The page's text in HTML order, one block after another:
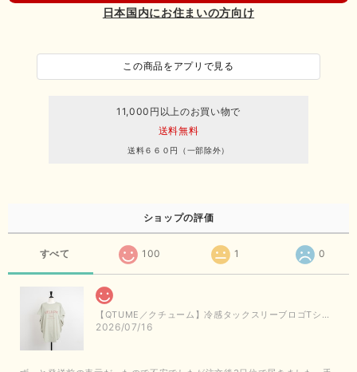
日本国内にお住まいの方向け
この商品をアプリで見る
11,000円以上のお買い物で
送料無料
送料６６０円（一部除外）
ショップの評価
すべて 100 1 0
【QTUME／クチューム】冷感タックスリーブロゴTシャツ（ライトグレー）
2026/07/16